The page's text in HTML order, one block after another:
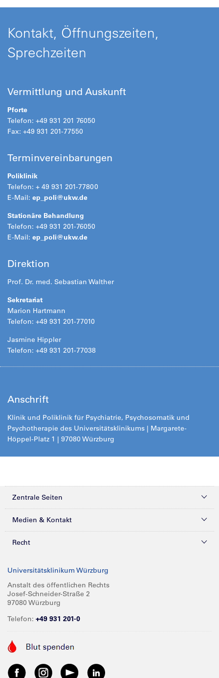
Kontakt, Öffnungszeiten,
Sprechzeiten
Vermittlung und Auskunft
Pforte
Telefon: +49 931 201 76050
Fax: +49 931 201-77550
Terminvereinbarungen
Poliklinik
Telefon: + 49 931 201-77800
E-Mail: ep_poli@ukw.de
Stationäre Behandlung
Telefon: +49 931 201-76050
E-Mail: ep_poli@ukw.de
Direktion
Prof. Dr. med. Sebastian Walther
Sekretariat
Marion Hartmann
Telefon: +49 931 201-77010
Jasmine Hippler
Telefon: +49 931 201-77038
Anschrift
Klinik und Poliklinik für Psychiatrie, Psychosomatik und
Psychotherapie des Universitätsklinikums | Margarete-
Höppel-Platz 1 | 97080 Würzburg
Zentrale Seiten
Kliniken & Zentren
Forschung
Karriere
Medien & Kontakt
Presse
Glossar
Spenden
Anreise
Recht
Compliance
Impressum
Barrierefreiheit
Universitätsklinikum Würzburg
Anstalt des öffentlichen Rechts
Josef-Schneider-Straße 2
97080 Würzburg
Telefon: +49 931 201-0